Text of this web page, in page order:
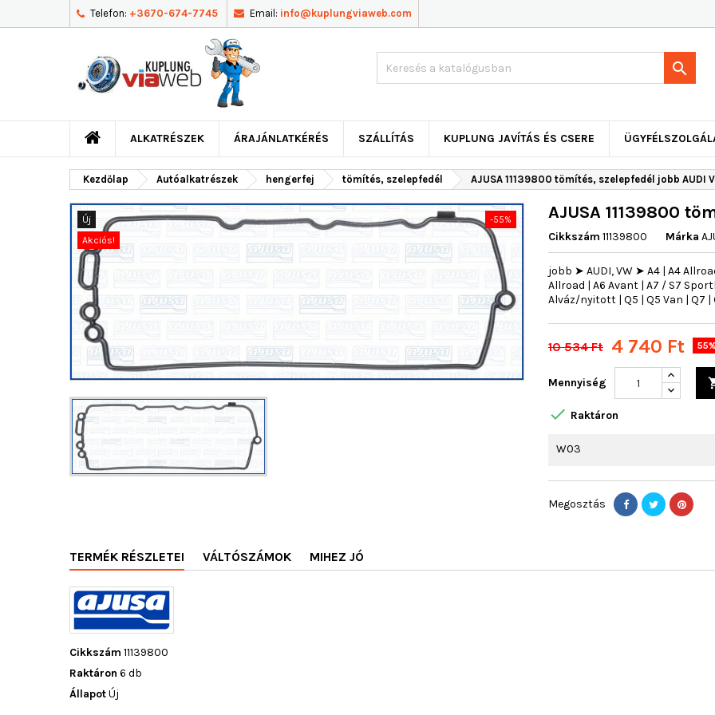
Telefon: +3670-674-7745 Email: info@kuplungviaweb.com

ALKATRÉSZEK ÁRAJÁNLATKÉRÉS SZÁLLÍTÁS KUPLUNG JAVÍTÁS ÉS CSERE
Kezdőlap Autóalkatrészek hengerfej tömítés, szelepfedél AJUSA 11139800 tömítés, szelepfedél jobb AUDI
Új
-55%
Akciós!
AJUSA 11139800
Cikkszám 11139800 Márka
jobb ➤ AUDI, VW ➤ A4 | A4
Allroad | A6 Avant | A7 / S7
Alváz/nyitott | Q5 | Q5 Van | Q7 |
10 534 Ft 4 740 Ft
Mennyiség
 Raktáron
W03
Megosztás
TERMÉK RÉSZLETEI VÁLTÓSZÁMOK MIHEZ JÓ
Cikkszám 11139800
Raktáron 6 db
ÁllapotÚj